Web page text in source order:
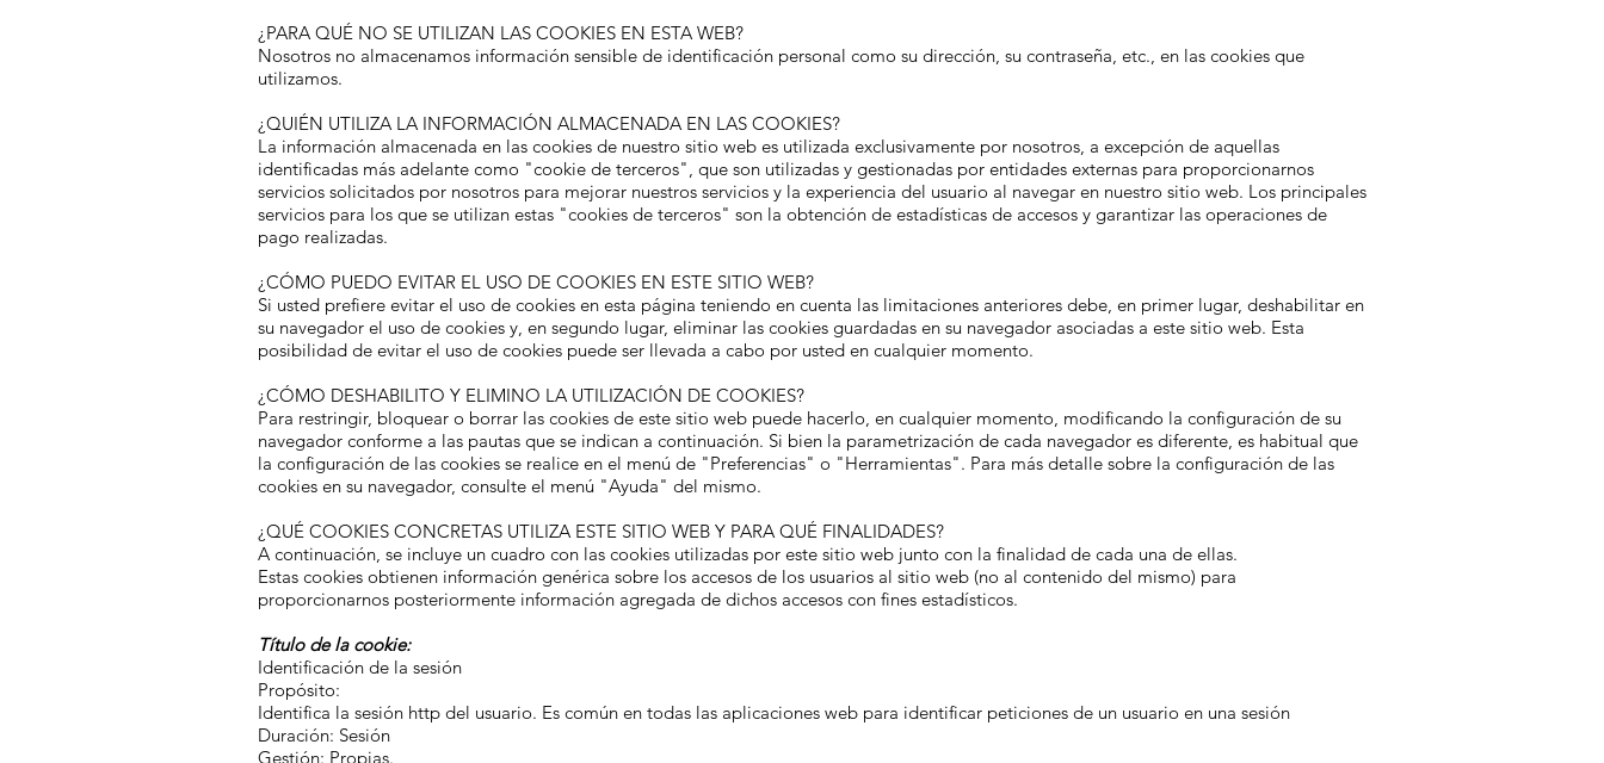
¿PARA QUÉ NO SE UTILIZAN LAS COOKIES EN ESTA WEB?
Nosotros no almacenamos información sensible de identificación personal como su dirección, su contraseña, etc., en las cookies que
utilizamos.
¿QUIÉN UTILIZA LA INFORMACIÓN ALMACENADA EN LAS COOKIES?
La información almacenada en las cookies de nuestro sitio web es utilizada exclusivamente por nosotros, a excepción de aquellas
identificadas más adelante como "cookie de terceros", que son utilizadas y gestionadas por entidades externas para proporcionarnos
servicios solicitados por nosotros para mejorar nuestros servicios y la experiencia del usuario al navegar en nuestro sitio web. Los principales
servicios para los que se utilizan estas "cookies de terceros" son la obtención de estadísticas de accesos y garantizar las operaciones de
pago realizadas.
¿CÓMO PUEDO EVITAR EL USO DE COOKIES EN ESTE SITIO WEB?
Si usted prefiere evitar el uso de cookies en esta página teniendo en cuenta las limitaciones anteriores debe, en primer lugar, deshabilitar en
su navegador el uso de cookies y, en segundo lugar, eliminar las cookies guardadas en su navegador asociadas a este sitio web. Esta
posibilidad de evitar el uso de cookies puede ser llevada a cabo por usted en cualquier momento.
¿CÓMO DESHABILITO Y ELIMINO LA UTILIZACIÓN DE COOKIES?
Para restringir, bloquear o borrar las cookies de este sitio web puede hacerlo, en cualquier momento, modificando la configuración de su
navegador conforme a las pautas que se indican a continuación. Si bien la parametrización de cada navegador es diferente, es habitual que
la configuración de las cookies se realice en el menú de "Preferencias" o "Herramientas". Para más detalle sobre la configuración de las
cookies en su navegador, consulte el menú "Ayuda" del mismo.
¿QUÉ COOKIES CONCRETAS UTILIZA ESTE SITIO WEB Y PARA QUÉ FINALIDADES?
A continuación, se incluye un cuadro con las cookies utilizadas por este sitio web junto con la finalidad de cada una de ellas.
Estas cookies obtienen información genérica sobre los accesos de los usuarios al sitio web (no al contenido del mismo) para
proporcionarnos posteriormente información agregada de dichos accesos con fines estadísticos.
Título de la cookie:
Identificación de la sesión
Propósito:
Identifica la sesión http del usuario. Es común en todas las aplicaciones web para identificar peticiones de un usuario en una sesión
Duración: Sesión
Gestión: Propias.